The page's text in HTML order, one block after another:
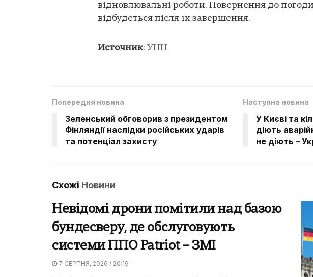
відновлювальні роботи. Повернення до
відбудеться після їх завершення.
Источник: УНН
Попередня новина
Зеленський обговорив з президентом
Фінляндії наслідки російських ударів
та потенціал захисту
Наступна новина
У Києві та
діють
не діють –
Схожі Новини
Невідомі дрони помітили над базою
бундесверу, де обслуговують
системи ППО Patriot – ЗМІ
7 СЕРПНЯ, 2026 / 20:19